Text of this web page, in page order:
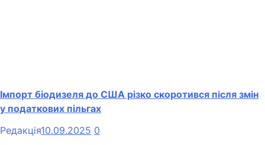
Імпорт біодизеля до США різко скоротився після змін
у податкових пільгах
Редакція10.09.2025 0